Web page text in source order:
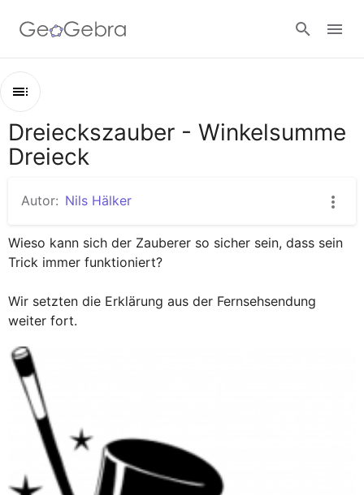
Kapitel
Dreieckszauber - Winkelsumme Dreieck
Ein dynamisches Dreieck verwenden und Winkelsumme
Sprinter: Winkel zusammen wandern lassen
Dreieckszauber - Winkelsumme
Dreieck
Autor: Nils Hälker
Wieso kann sich der Zauberer so sicher sein, dass sein
Trick immer funktioniert?
Wir setzten die Erklärung aus der Fernsehsendung
weiter fort.